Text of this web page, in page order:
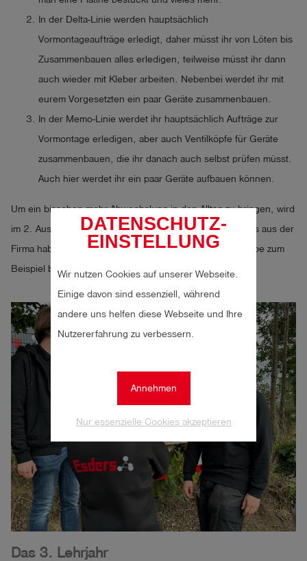
DATENSCHUTZ-
EINSTELLUNG
Wir nutzen Cookies auf unserer Webseite.
Einige davon sind essenziell, während
andere uns helfen diese Webseite und Ihre
Nutzererfahrung zu verbessern.
Annehmen
Nur essenzielle Cookies akzeptieren
In der Delta-Linie werden hauptsächlich
Vormontageaufträge erledigt, daher müsst ihr von Löten bis
Zusammenbauen alles erledigen, teilweise müsst ihr dann
auch wieder mit Kleber arbeiten. Nebenbei werdet ihr mit
eurem Vorgesetzten ein paar Geräte zusammenbauen.
In der Memo-Linie werdet ihr hauptsächlich Aufträge zur
Vormontage erledigen, aber auch Ventilköpfe für Geräte
zusammenbauen, die ihr danach auch selbst prüfen müsst.
Auch hier werdet ihr ein paar Geräte aufbauen können.
Um ein bisschen mehr Abwechslung in den Alltag zu bringen, wird
im 2. Ausbildungsjahr ein Projekt gestartet. Einige Azubis aus der
Firma haben die Chance, dieses Projekt zu leiten. Ich habe zum
Beispiel beim Projekt
Wildbienenhotel mitgeholfen.
Das 3. Lehrjahr